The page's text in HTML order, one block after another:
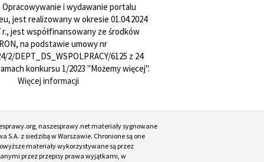
i wydawanie portalu
jest realizowany w okresie 01.04.2024
r., jest współfinansowany ze środków
na podstawie umowy nr
2/DEPT_DS_WSPOLPRACY/6125 z 24
konkursu 1/2023 "Możemy więcej".
Więcej informacji
naszesprawy.net materiały sygnowane
S.A. z siedzibą w Warszawie. Chronione są one
materiały wykorzystywane są przez
przez przepisy prawa wyjątkami, w